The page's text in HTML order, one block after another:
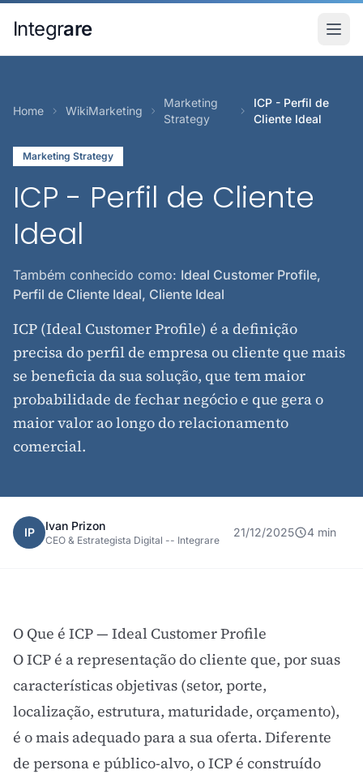
Integrare
Home WikiMarketing
Marketing
Strategy
ICP - Perfil de
Cliente Ideal
Marketing Strategy
ICP - Perfil de Cliente
Ideal
Também conhecido como: Ideal Customer Profile,
Perfil de Cliente Ideal, Cliente Ideal
ICP (Ideal Customer Profile) é a definição
precisa do perfil de empresa ou cliente que mais
se beneficia da sua solução, que tem maior
probabilidade de fechar negócio e que gera o
maior valor ao longo do relacionamento
comercial.
IP Ivan Prizon
CEO & Estrategista Digital -- Integrare
21/12/2025 4 min
O Que é ICP — Ideal Customer Profile
O ICP é a representação do cliente que, por suas
características objetivas (setor, porte,
localização, estrutura, maturidade, orçamento),
é o mais adequado para a sua oferta. Diferente
de personae público-alvo, o ICP é construído